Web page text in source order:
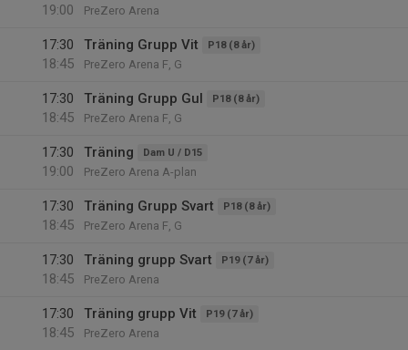
19:00
PreZero Arena
17:30
18:45
Träning Grupp Vit P18 (8 år)
PreZero Arena F, G
17:30
18:45
Träning Grupp Gul P18 (8 år)
PreZero Arena F, G
17:30
19:00
Träning Dam U / D15
PreZero Arena A-plan
17:30
18:45
Träning Grupp Svart P18 (8 år)
PreZero Arena F, G
17:30
18:45
Träning grupp Svart P19 (7 år)
PreZero Arena
17:30
18:45
Träning grupp Vit P19 (7 år)
PreZero Arena